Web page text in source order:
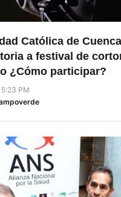
Católica de
a festival de
¿Cómo participar?
PM